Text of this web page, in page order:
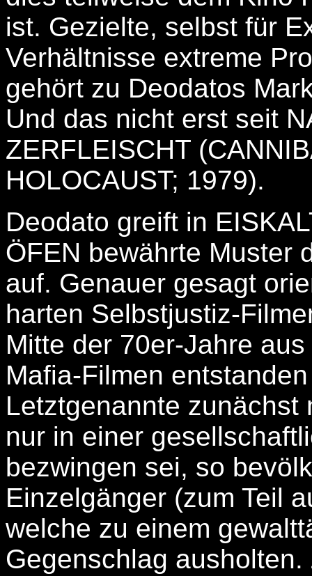
ist. Gezielte, selbst für
Verhältnisse extreme
gehört zu Deodatos
Und das nicht erst seit
ZERFLEISCHT
HOLOCAUST; 1979).
Deodato greift in
ÖFEN bewährte Muster
auf. Genauer gesagt
harten Selbstjustiz-
Mitte der 70er-Jahre
Mafia-Filmen
Letztgenannte zunächst
nur in einer
bezwingen sei, so
Einzelgänger (zum Teil
welche zu einem
Gegenschlag